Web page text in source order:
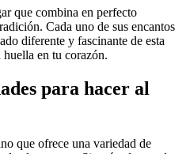
que combina en perfecto
Cada uno de sus encantos
diferente y fascinante de esta
en tu corazón.
para hacer al
que ofrece una variedad de